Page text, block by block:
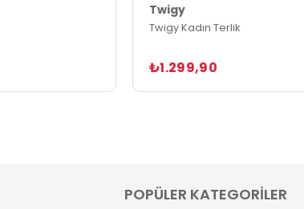
Twigy
Twigy Kadın Terlik
₺1.299,90
POPÜLER KATEGORİLER